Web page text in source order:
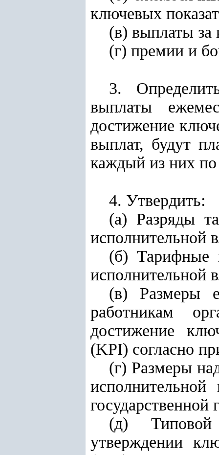
ключевых
(в) выплаты
(г) премии и
3.
выплаты
достижение
выплат, будут
каждый из них
4. Утвердить:
(а) Разряды
исполнительной
(б) Тарифные
исполнительной
(в) Размеры
работникам
достижение
(KPI) согласно
(г) Размеры
(д) Типовой
утверждении